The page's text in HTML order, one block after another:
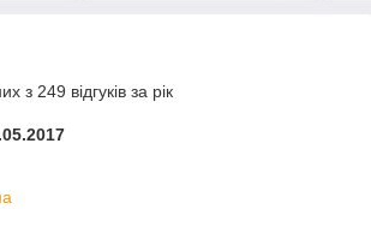
з 249 відгуків за рік